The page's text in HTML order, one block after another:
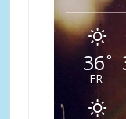
36°
FR